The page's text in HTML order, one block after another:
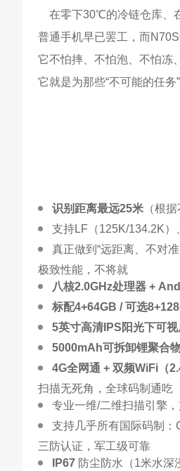
普通手机早已罢工，而
它不怕摔、不怕泡、不怕冻
识别距离最远25米 （根
支持LF（125K/134.2K
真正做到“远距离、不对
极致性能，不将就
八核2.0GHz处理器 +
标配4+64GB / 可选
5英寸高清IPS阳光下可视
5000mAh可拆卸锂聚合
4G全网通 + 双频WiFi（
扫描无死角，全球码制通吃
专业一维/二维扫描引擎
支持几乎所有国际码制
三防认证，军工级可靠
IP67 防尘防水（1米水深